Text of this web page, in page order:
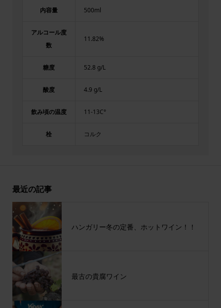
内容量 500ml
アルコール度
数
11.82%
糖度 52.8 g/L
酸度 4.9 g/L
飲み頃の温度 11-13C°
栓 コルク
最近の記事
ハンガリー冬の定番、ホットワイン！！
最古の貴腐ワイン